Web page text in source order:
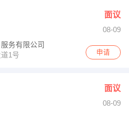
面议
08-09
务有限公司
1号
申请
面议
08-09